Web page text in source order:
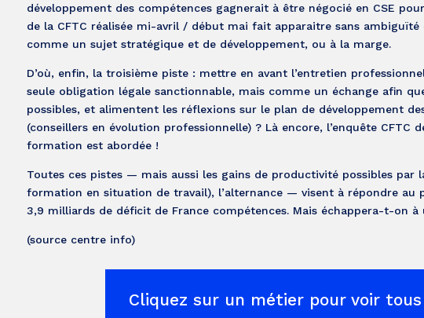
développement des compétences gagnerait à être négocié en CSE
de la CFTC réalisée mi-avril / début mai fait apparaitre sans ambiguïté
comme un sujet stratégique et de développement, ou à la marge.
D’où, enfin, la troisième piste : mettre en avant l’entretien
seule obligation légale sanctionnable, mais comme un échange afin
possibles, et alimentent les réflexions sur le plan de développement
(conseillers en évolution professionnelle) ? Là encore, l’enquête CFTC
formation est abordée !
Toutes ces pistes — mais aussi les gains de productivité possibles par
formation en situation de travail), l’alternance — visent à répondre
3,9 milliards de déficit de France compétences. Mais échappera-t-on
(source centre info)
Cliquez sur un métier pour voir